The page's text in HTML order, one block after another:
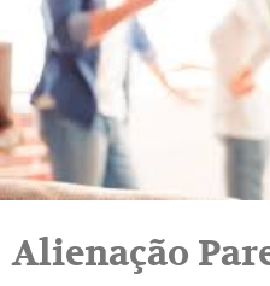
Alienação